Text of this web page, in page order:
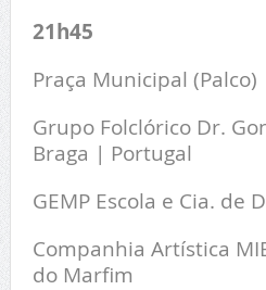
21h45
Praça Municipal (Palco)
Grupo Folclórico Dr.
Braga | Portugal
GEMP Escola e Cia. de
Companhia Artística
do Marfim